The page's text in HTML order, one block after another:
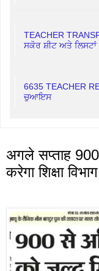
TEACHER
ਸਕੋਰ ਸ਼ੀਟ ਅਤੇ ਲਿਸਟਾਂ
6635 TEACHER
ਚੁਆਇਸ
अगले सप्ताह
करेगा शिक्षा विभाग